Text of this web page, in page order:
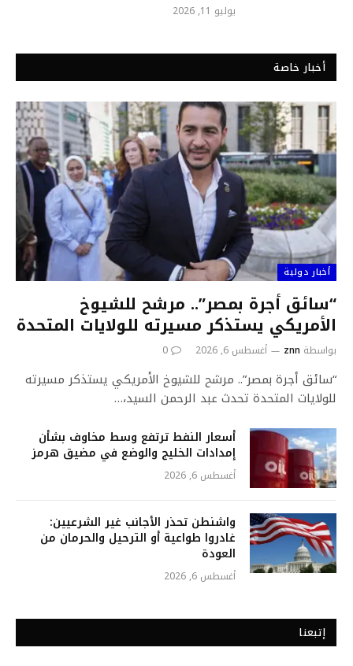
يوليو 11, 2026
أخبار خاصة
أخبار دولية
“سائق أجرة بمصر”.. مرشح للشيوخ
الأمريكي يستذكر مسيرته للولايات المتحدة
بواسطة znn أغسطس 6, 2026 0
“سائق أجرة بمصر”.. مرشح للشيوخ الأمريكي يستذكر مسيرته
للولايات المتحدة تحدث عبد الرحمن السيد،…
أسعار النفط ترتفع وسط مخاوف بشأن
إمدادات الخليج والوضع في مضيق هرمز
أغسطس 6, 2026
واشنطن تحذر الأجانب غير الشرعيين:
غادروا طواعية أو الترحيل والحرمان من
العودة
أغسطس 6, 2026
إتبعنا